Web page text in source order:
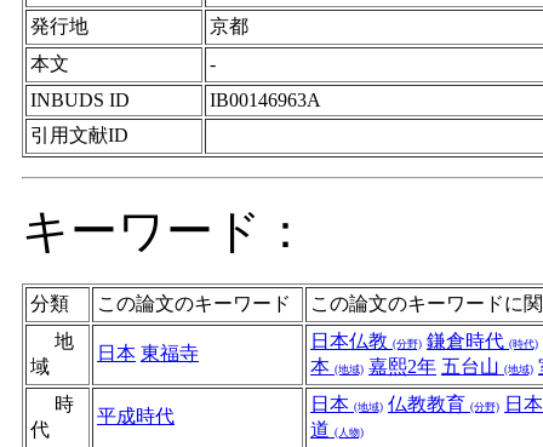
発行地
京都
本文
-
INBUDS ID
IB00146963A
引用文献ID
キーワード：
分類 この論文のキーワード
この論文のキーワードに
地
域
日本 東福寺
日本仏教 (分野) 鎌倉時代 (時代)
本 (地域) 嘉熙2年 五台山 (地域)
時
代
平成時代
日本 (地域) 仏教教育 (分野)
日
道 (人物)